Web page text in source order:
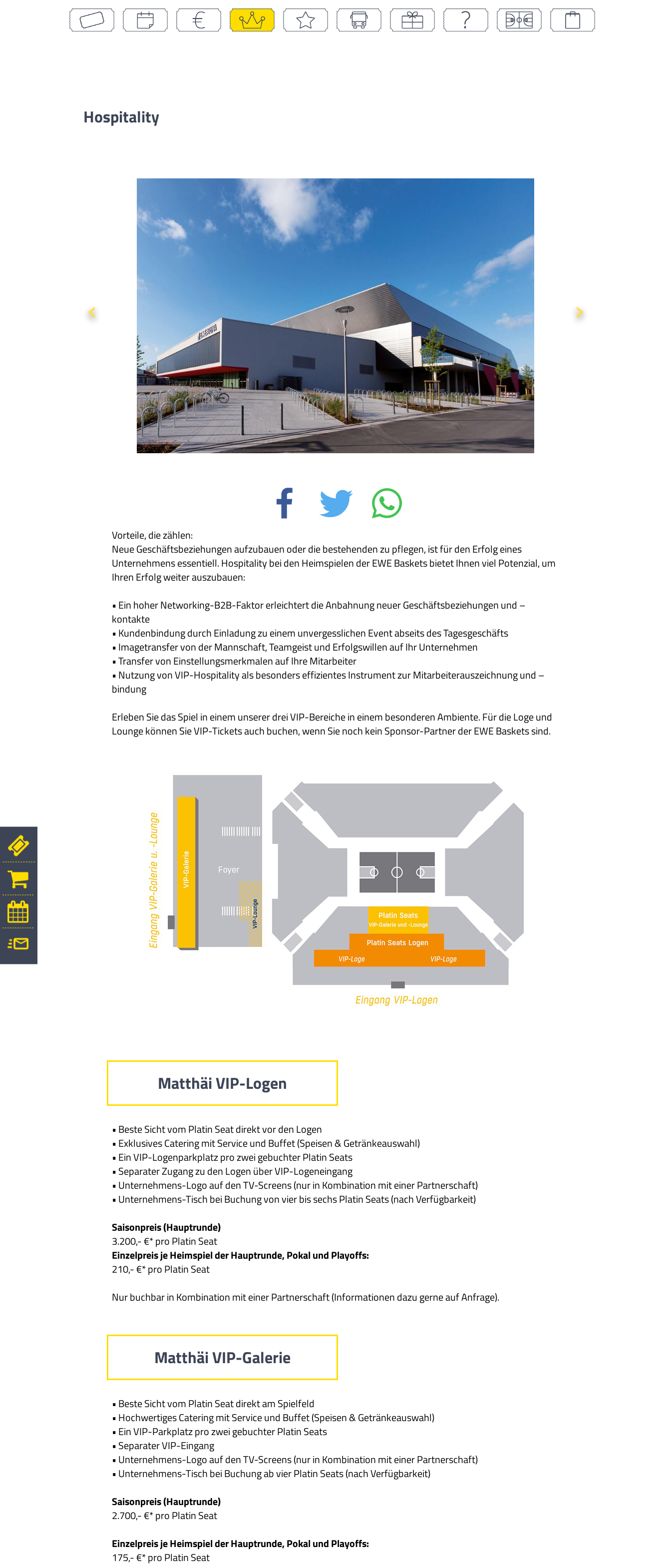
Hospitality
Vorteile, die zählen:
Neue Geschäftsbeziehungen aufzubauen oder die bestehenden zu pflegen, ist für den Erfolg eines
Unternehmens essentiell. Hospitality bei den Heimspielen der EWE Baskets bietet Ihnen viel Potenzial, um
Ihren Erfolg weiter auszubauen:
• Ein hoher Networking-B2B-Faktor erleichtert die Anbahnung neuer Geschäftsbeziehungen und –
kontakte
• Kundenbindung durch Einladung zu einem unvergesslichen Event abseits des Tagesgeschäfts
• Imagetransfer von der Mannschaft, Teamgeist und Erfolgswillen auf Ihr Unternehmen
• Transfer von Einstellungsmerkmalen auf Ihre Mitarbeiter
• Nutzung von VIP-Hospitality als besonders effizientes Instrument zur Mitarbeiterauszeichnung und –
bindung
Erleben Sie das Spiel in einem unserer drei VIP-Bereiche in einem besonderen Ambiente. Für die Loge und
Lounge können Sie VIP-Tickets auch buchen, wenn Sie noch kein Sponsor-Partner der EWE Baskets sind.
Matthäi VIP-Logen
• Beste Sicht vom Platin Seat direkt vor den Logen
• Exklusives Catering mit Service und Buffet (Speisen & Getränkeauswahl)
• Ein VIP-Logenparkplatz pro zwei gebuchter Platin Seats
• Separater Zugang zu den Logen über VIP-Logeneingang
• Unternehmens-Logo auf den TV-Screens (nur in Kombination mit einer Partnerschaft)
• Unternehmens-Tisch bei Buchung von vier bis sechs Platin Seats (nach Verfügbarkeit)
Saisonpreis (Hauptrunde)
3.200,- €* pro Platin Seat
Einzelpreis je Heimspiel der Hauptrunde, Pokal und Playoffs:
210,- €* pro Platin Seat
Nur buchbar in Kombination mit einer Partnerschaft (Informationen dazu gerne auf Anfrage).
Matthäi VIP-Galerie
• Beste Sicht vom Platin Seat direkt am Spielfeld
• Hochwertiges Catering mit Service und Buffet (Speisen & Getränkeauswahl)
• Ein VIP-Parkplatz pro zwei gebuchter Platin Seats
• Separater VIP-Eingang
• Unternehmens-Logo auf den TV-Screens (nur in Kombination mit einer Partnerschaft)
• Unternehmens-Tisch bei Buchung ab vier Platin Seats (nach Verfügbarkeit)
Saisonpreis (Hauptrunde)
2.700,- €* pro Platin Seat
Einzelpreis je Heimspiel der Hauptrunde, Pokal und Playoffs:
175,- €* pro Platin Seat